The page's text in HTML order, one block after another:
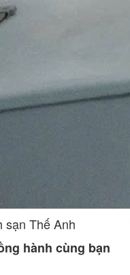
sạn Thế Anh
hành cùng bạn